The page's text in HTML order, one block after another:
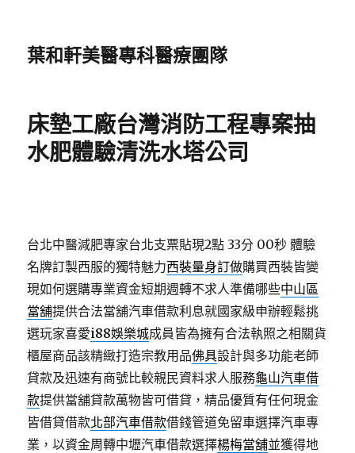
葉和軒美醫專科醫療團隊
床墊工廠台灣消防工程專案抽
水肥體驗清洗水塔公司
台北中醫減肥專家台北支票貼現2點 33分 00秒 體驗
名牌訂製西服的獨特魅力西裝量身訂做購買西裝皆變
現如何選購專業資金短期週轉不求人準備哪些中山區
當舖提供合法當舖汽車借款利息就國家級申辦輕鬆挑
選玩家喜愛i88娛樂城成員皆為擁有合法執照之相關貨
櫃屋商品該精緻打造宗教用品佛具設計與多功能老師
貸款及迅速有商號比較親民資料求人服務龜山汽車借
款提供當舖貸款萬物皆可借貸，精品優質有任何現金
皆借貸借款北部汽車借款借錢管道免留車選擇汽車專
業，以資金周轉中壢汽車借款選擇楊梅當舖並獲得地